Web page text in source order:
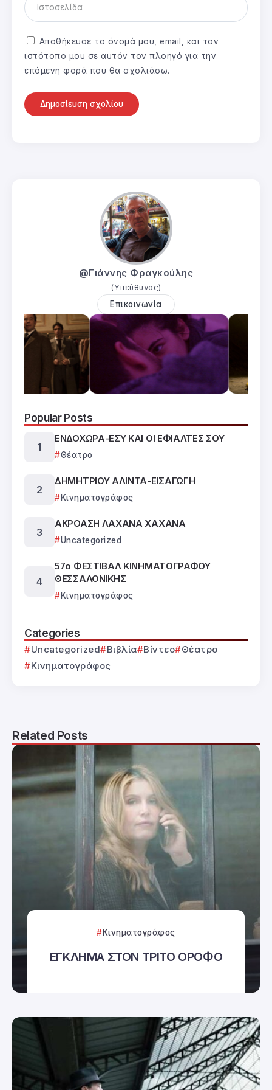
Αποθήκευσε το όνομά μου, email, και τον
ιστότοπο μου σε αυτόν τον πλοηγό για την
επόμενη φορά που θα σχολιάσω.
@Γιάννης Φραγκούλης
(Υπεύθυνος)
Επικοινωνία
Popular Posts
ΕΝΔΟΧΩΡΑ-ΕΣΥ ΚΑΙ ΟΙ ΕΦΙΑΛΤΕΣ ΣΟΥ
Θέατρο
ΔΗΜΗΤΡΙΟΥ ΑΛΙΝΤΑ-ΕΙΣΑΓΩΓΗ
Κινηματογράφος
ΑΚΡΟΑΣΗ ΛΑΧΑΝΑ ΧΑΧΑΝΑ
Uncategorized
57ο ΦΕΣΤΙΒΑΛ ΚΙΝΗΜΑΤΟΓΡΑΦΟΥ
ΘΕΣΣΑΛΟΝΙΚΗΣ
Κινηματογράφος
Categories
Uncategorized Βιβλία Βίντεο
Θέατρο
Κινηματογράφος
Related Posts
Κινηματογράφος
ΕΓΚΛΗΜΑ ΣΤΟΝ ΤΡΙΤΟ ΟΡΟΦΟ